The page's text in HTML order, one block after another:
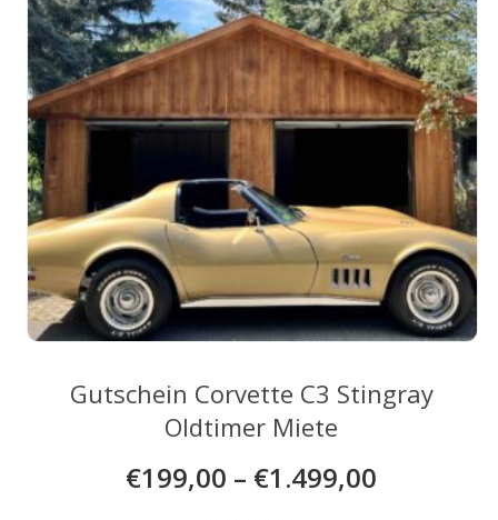
auf
der
Produktseite
gewählt
werden
Gutschein Corvette C3 Stingray
Oldtimer Miete
€199,00 – €1.499,00